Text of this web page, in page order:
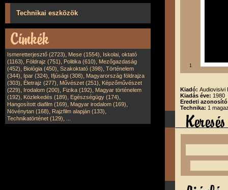
Technikai eszközök
Ismeretterjesztő (2723), Mese (1554), Iskolai, oktató
(1163), Földrajz (751), Politika (610), Mezőgazdaság
(452), Biológia (450), Szakoktató (398), Történelem
(344), Ipar (324), Ifjúsági (308), Magyarország földrajza
(303), Életrajz (277), Művészet (251), Képzőművészet
(229), Irodalom (200), Fizika (192), Magyar történelem
(192), Közlekedés (189), Egészségügy (174),
Hangosított diafilm (169), Magyar irodalom (169),
Növénytan (168), Rajzfilm alapján (133),
Technikatörténet (129),
1
Kiadó: Audiovisivi
Kiadás éve: 1980
Eredeti
Technika: 1